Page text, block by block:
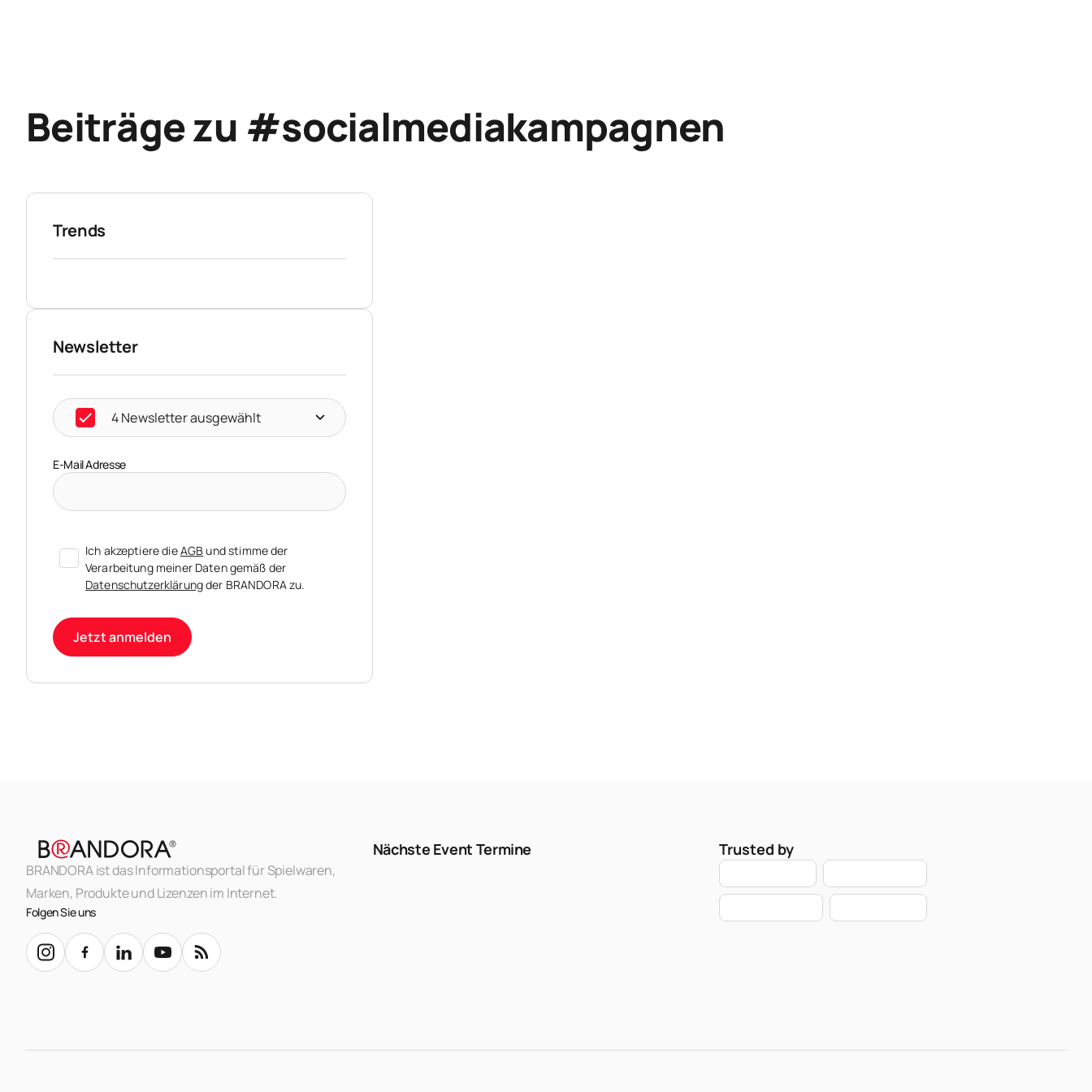
Beiträge zu #socialmediakampagnen
Trends
Newsletter
4 Newsletter ausgewählt
E-Mail Adresse
Ich akzeptiere dieAGBund stimme der
Verarbeitung meiner Daten gemäß der
Datenschutzerklärungder BRANDORA zu.
Jetzt anmelden
BRANDORA ist das Informationsportal für Spielwaren,
Marken, Produkte und Lizenzen im Internet.
Folgen Sie uns
Nächste Event Termine Trusted by